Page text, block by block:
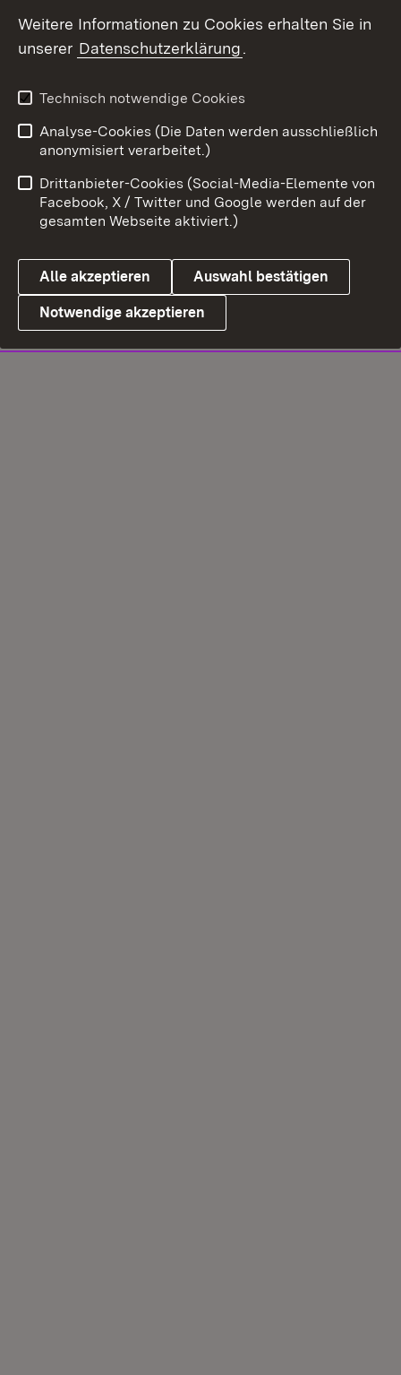
Weitere Informationen zu Cookies erhalten Sie in
unserer Datenschutzerklärung.
Technisch notwendige Cookies
Analyse-Cookies (Die Daten werden ausschließlich
anonymisiert verarbeitet.)
Drittanbieter-Cookies (Social-Media-Elemente von
Facebook, X / Twitter und Google werden auf der
gesamten Webseite aktiviert.)
Alle akzeptieren Auswahl bestätigen
Notwendige akzeptieren